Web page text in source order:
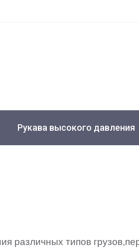
Рукава высокого давления
различных типов